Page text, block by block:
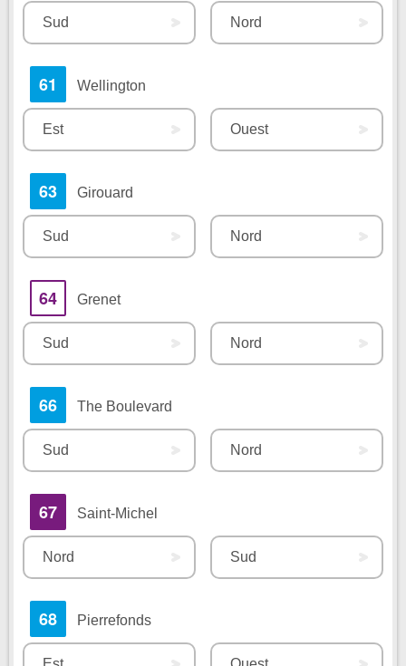
Sud Nord
61 Wellington
Est Ouest
63 Girouard
Sud Nord
64 Grenet
Sud Nord
66 The Boulevard
Sud Nord
67 Saint-Michel
Nord Sud
68 Pierrefonds